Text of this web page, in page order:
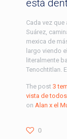
está
Cada vez
Suárez,
mexica de
largo viendo
literalmente
Tenochtitlan.
The post 3
vista de
on Alan x el
0